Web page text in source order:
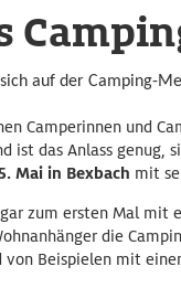
auf der Camping-
Camperinnen und
ist das Anlass genug,
Mai in Bexbach mit
zum ersten Mal mit
die
von Beispielen mit